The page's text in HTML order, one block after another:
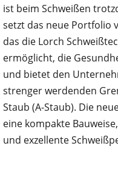
ist beim Schweißen
setzt das neue Portfolio
das die Lorch
ermöglicht, die
und bietet den
strenger werdenden
Staub (A-Staub). Die
eine kompakte
und exzellente